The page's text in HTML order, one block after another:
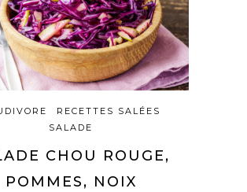
RECETTES SALÉES
SALADE
CHOU ROUGE,
POMMES, NOIX